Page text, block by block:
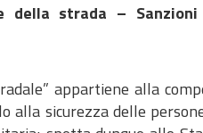
della strada –
appartiene alla
alla sicurezza delle